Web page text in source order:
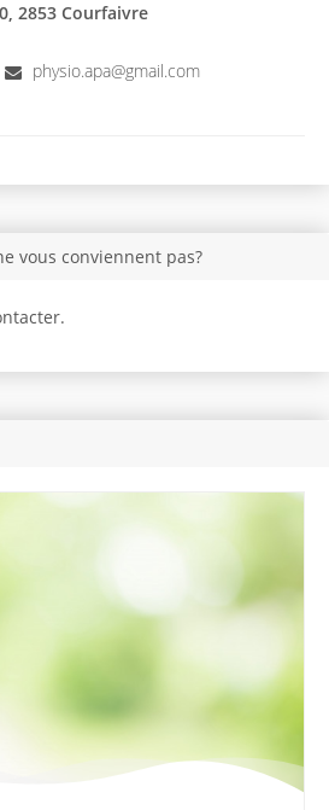
2853 Courfaivre
physio.apa@gmail.com
vous conviennent pas?